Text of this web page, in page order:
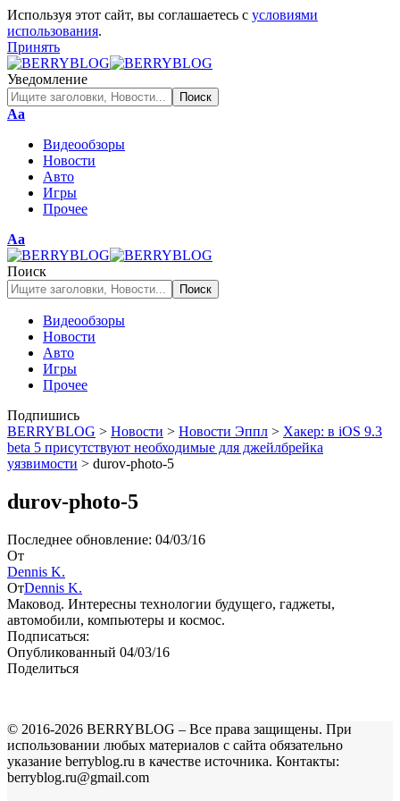
Используя этот сайт, вы соглашаетесь с условиями
использования.
Принять
Уведомление
Изменение
шрифта
Аа
Видеообзоры
Новости
Авто
Игры
Прочее
Изменение
размера
шрифта
Аа
Поиск
Видеообзоры
Новости
Авто
Игры
Прочее
Подпишись
BERRYBLOG > Новости > Новости Эппл > Хакер: в iOS 9.3
beta 5 присутствуют необходимые для джейлбрейка
уязвимости > durov-photo-5
durov-photo-5
Последнее обновление: 04/03/16
От
Dennis K.
ОтDennis K.
Маковод. Интересны технологии будущего, гаджеты,
автомобили, компьютеры и космос.
Подписаться:
Опубликованный 04/03/16
Поделиться
© 2016-2026 BERRYBLOG – Все права защищены. При
использовании любых материалов с сайта обязательно
указание berryblog.ru в качестве источника. Контакты:
berryblog.ru@gmail.com